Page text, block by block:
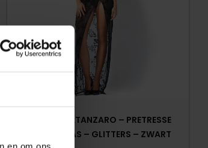
PATRICE CATANZARO – PRETRESSE
ROBE – GAAS – GLITTERS – ZWART